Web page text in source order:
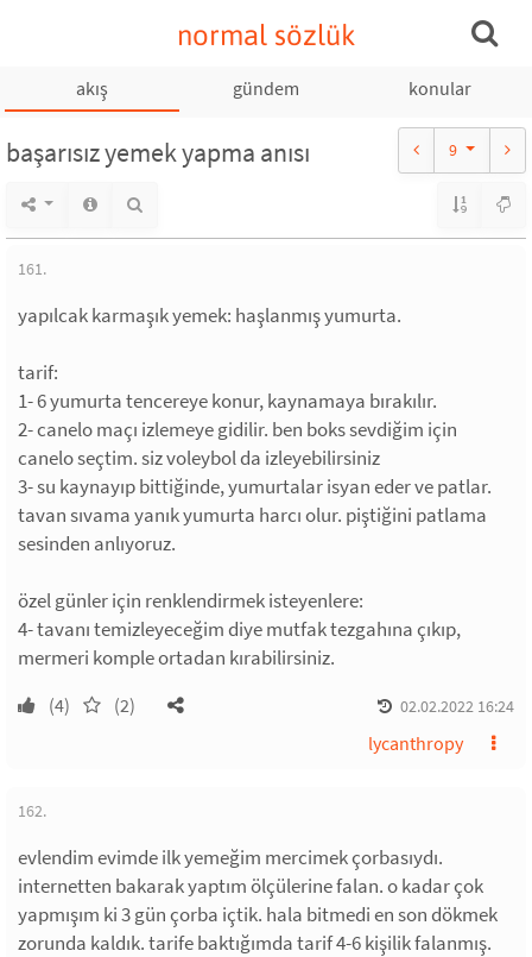
normal sözlük
akış gündem konular
başarısız yemek yapma anısı 9
161.
yapılcak karmaşık yemek: haşlanmış yumurta.
tarif:
1- 6 yumurta tencereye konur, kaynamaya bırakılır.
2- canelo maçı izlemeye gidilir. ben boks sevdiğim için
canelo seçtim. siz voleybol da izleyebilirsiniz
3- su kaynayıp bittiğinde, yumurtalar isyan eder ve patlar.
tavan sıvama yanık yumurta harcı olur. piştiğini patlama
sesinden anlıyoruz.
özel günler için renklendirmek isteyenlere:
4- tavanı temizleyeceğim diye mutfak tezgahına çıkıp,
mermeri komple ortadan kırabilirsiniz.
(4) (2) 02.02.2022 16:24
lycanthropy
162.
evlendim evimde ilk yemeğim mercimek çorbasıydı.
internetten bakarak yaptım ölçülerine falan. o kadar çok
yapmışım ki 3 gün çorba içtik. hala bitmedi en son dökmek
zorunda kaldık. tarife baktığımda tarif 4-6 kişilik falanmış.